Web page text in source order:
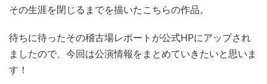
その生涯を閉じるまでを描いたこちらの作品。
待ちに待ったその稽古場レポートが公式HPにアップされ
ましたので、今回は公演情報をまとめていきたいと思いま
す！